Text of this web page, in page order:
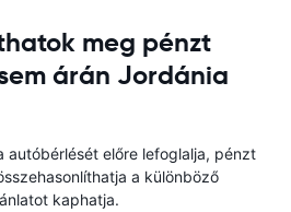
meg pénzt
árán Jordánia
autóbérlését előre lefoglalja, pénzt
a különböző
kaphatja.